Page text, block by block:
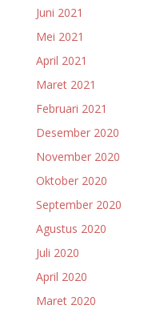
Juni 2021
Mei 2021
April 2021
Maret 2021
Februari 2021
Desember 2020
November 2020
Oktober 2020
September 2020
Agustus 2020
Juli 2020
April 2020
Maret 2020